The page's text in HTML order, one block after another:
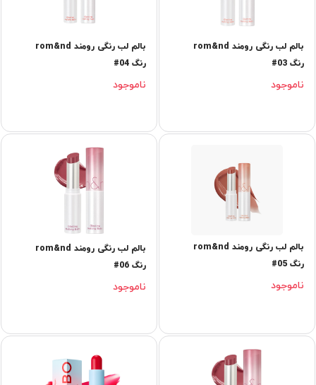
بالم لب رنگی رومند rom&nd
رنگ 03#
ناموجود
بالم لب رنگی رومند rom&nd
رنگ 04#
ناموجود
بالم لب رنگی رومند rom&nd
رنگ 05#
ناموجود
بالم لب رنگی رومند rom&nd
رنگ 06#
ناموجود